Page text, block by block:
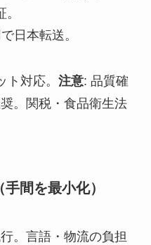
日本転送。
対応。 注意: 品質確
。関税・食品衛生法
間を最小化）
。言語・物流の負担